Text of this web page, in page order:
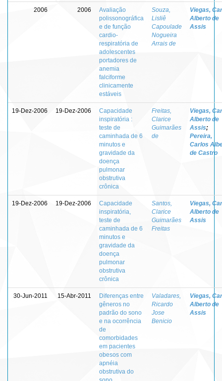
2006 2006
Avaliação
polissonográfica
e de função
cardio-
respiratória de
adolescentes
portadores de
anemia
falciforme
clinicamente
estáveis
Souza,
Lisliê
Capoulade
Nogueira
Arrais de
Viegas,
Alberto de
Assis
19-Dez-2006 19-Dez-2006
Capacidade
inspiratória :
teste de
caminhada de 6
minutos e
gravidade da
doença
pulmonar
obstrutiva
crônica
Freitas,
Clarice
Guimarães
de
Viegas,
Alberto de
Assis;
Pereira,
Carlos
de Castro
19-Dez-2006 19-Dez-2006
Capacidade
inspiratória,
teste de
caminhada de 6
minutos e
gravidade da
doença
pulmonar
obstrutiva
crônica
Santos,
Clarice
Guimarães
Freitas
Viegas,
Alberto de
Assis
30-Jun-2011 15-Abr-2011
Diferenças entre
gêneros no
padrão do sono
e na ocorrência
de
comorbidades
em pacientes
obesos com
apnéia
obstrutiva do
Valadares,
Ricardo
Jose
Benicio
Viegas,
Alberto de
Assis